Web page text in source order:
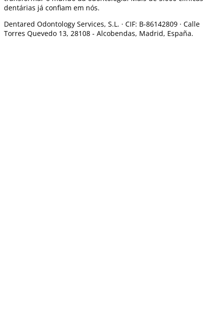
dentárias já confiam em nós.
Dentared Odontology Services, S.L. · CIF: B-86142809 · Calle
Torres Quevedo 13, 28108 - Alcobendas, Madrid, España.